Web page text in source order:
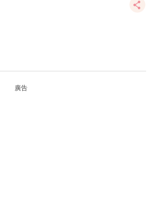
廣告